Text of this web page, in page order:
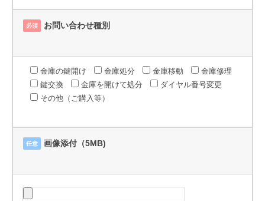
必須 お問い合わせ種別
金庫の鍵開け 金庫処分 金庫移動
金庫修理
鍵交換
金庫を開けて処分
ダイヤル番号変更
その他（ご購入等）
任意 画像添付（5MB)